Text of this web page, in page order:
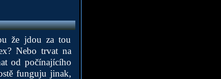
že jdou za tou
Nebo trvat na
od počínajícího
funguju jinak,